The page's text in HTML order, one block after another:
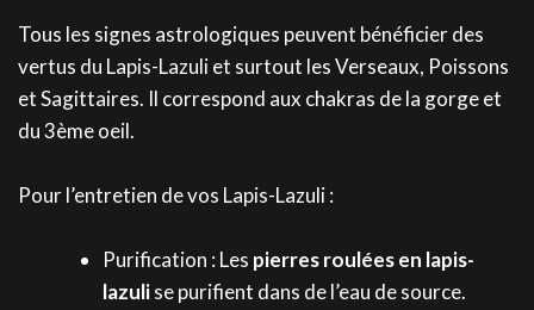
Tous les signes astrologiques peuvent bénéficier des
vertus du Lapis-Lazuli et surtout les Verseaux, Poissons
et Sagittaires. Il correspond aux chakras de la gorge et
du 3ème oeil.
Pour l’entretien de vos Lapis-Lazuli :
Purification : Les pierres roulées en lapis-
lazulise purifient dans de l’eau de source.